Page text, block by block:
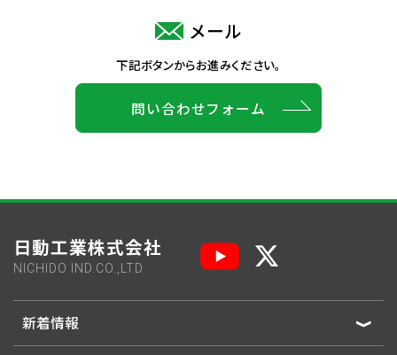
メール
下記ボタンからお進みください。
問い合わせフォーム
日動工業株式会社
NICHIDO IND.CO.,LTD.
新着情報